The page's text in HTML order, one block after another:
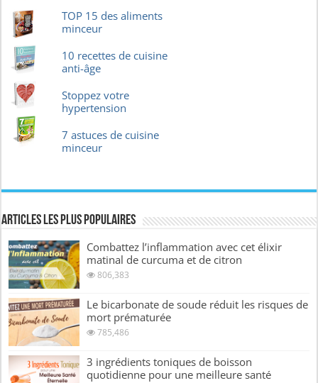
TOP 15 des aliments
minceur
10 recettes de cuisine
anti-âge
Stoppez votre
hypertension
7 astuces de cuisine
minceur
Articles les plus Populaires
Combattez l’inflammation avec cet élixir
matinal de curcuma et de citron
806,383
Le bicarbonate de soude réduit les risques de
mort prématurée
785,486
3 ingrédients toniques de boisson
quotidienne pour une meilleure santé